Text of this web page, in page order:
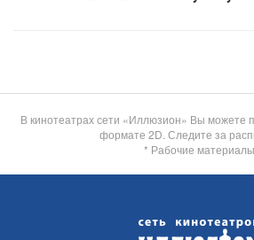
В кинотеатрах сети «Иллюзион» Вы можете
формате 2D. Следите за
* Рабочие материалы